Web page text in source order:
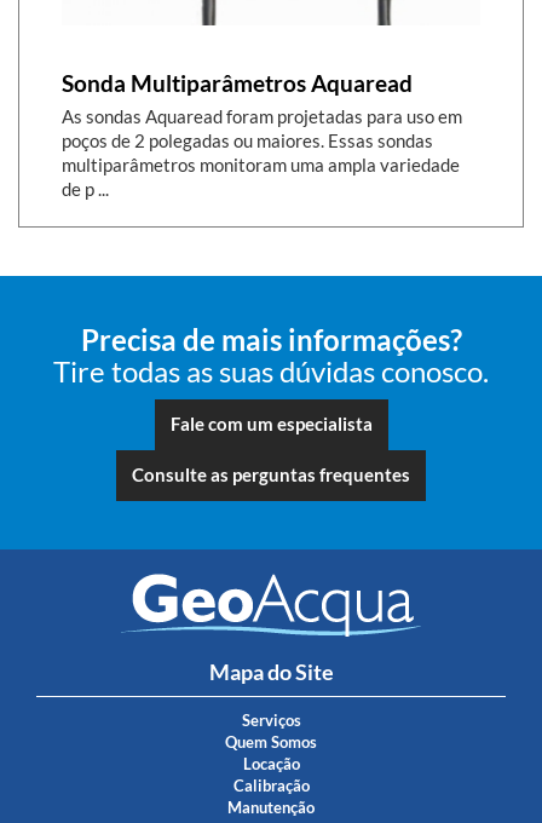
Sonda Multiparâmetros Aquaread
As sondas Aquaread foram projetadas para uso em
poços de 2 polegadas ou maiores. Essas sondas
multiparâmetros monitoram uma ampla variedade
de p ...
Precisa de mais informações?
Tire todas as suas dúvidas conosco.
Fale com um especialista
Consulte as perguntas frequentes
Mapa do Site
Serviços
Quem Somos
Locação
Calibração
Manutenção